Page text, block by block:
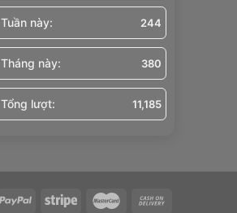
Tuần này: 244
Tháng này: 380
Tổng lượt: 11,185